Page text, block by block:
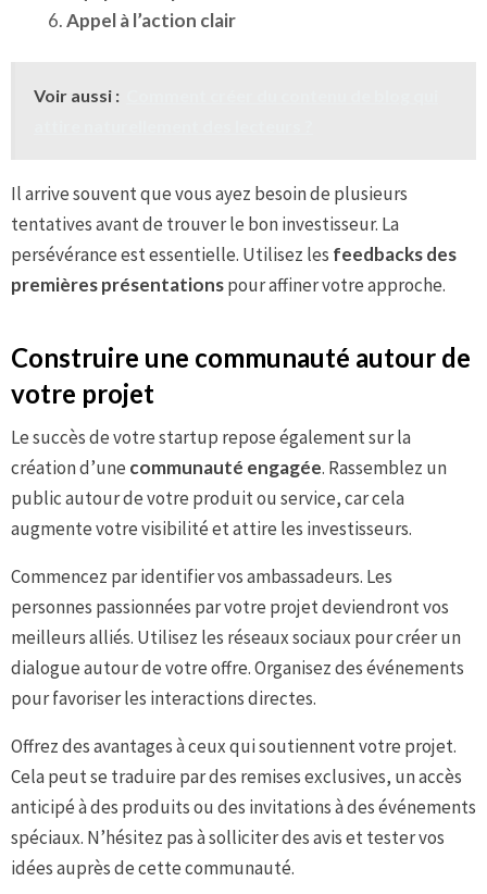
Appel à l’action clair
Voir aussi :
Il arrive souvent que vous ayez besoin de plusieurs
tentatives avant de trouver le bon investisseur. La
persévérance est essentielle. Utilisez les feedbacks des
premières présentationspour affiner votre approche.
Construire une communauté autour de
votre projet
Le succès de votre startup repose également sur la
création d’une communauté engagée. Rassemblez un
public autour de votre produit ou service, car cela
augmente votre visibilité et attire les investisseurs.
Commencez par identifier vos ambassadeurs. Les
personnes passionnées par votre projet deviendront vos
meilleurs alliés. Utilisez les réseaux sociaux pour créer un
dialogue autour de votre offre. Organisez des événements
pour favoriser les interactions directes.
Offrez des avantages à ceux qui soutiennent votre projet.
Cela peut se traduire par des remises exclusives, un accès
anticipé à des produits ou des invitations à des événements
spéciaux. N’hésitez pas à solliciter des avis et tester vos
idées auprès de cette communauté.